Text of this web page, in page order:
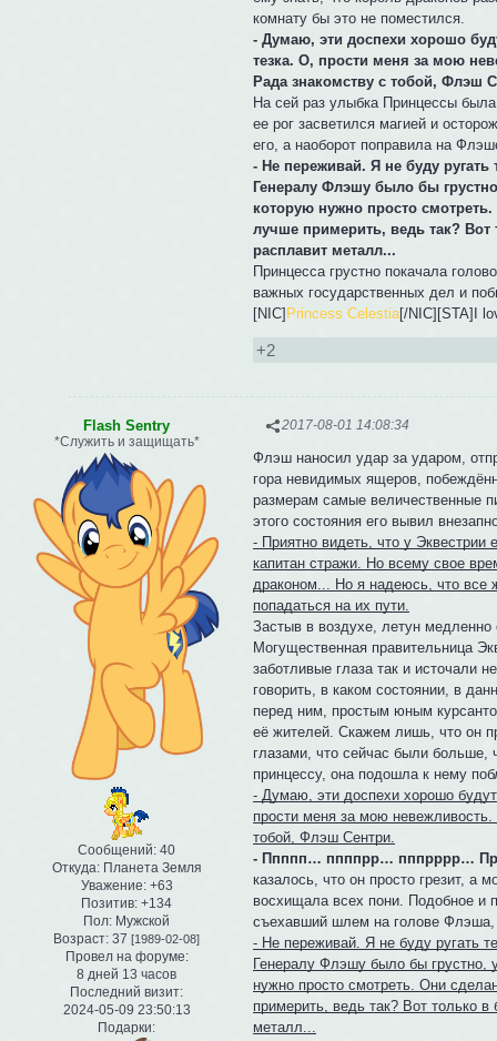
комнату бы это не поместился.
- Думаю, эти доспехи хорошо
тезка. О, прости меня за мою
Рада знакомству с тобой, Флэш
На сей раз улыбка Принцессы
ее рог засветился магией и
его, а наоборот поправила на
- Не переживай. Я не буду
Генералу Флэшу было бы
которую нужно просто
лучше примерить, ведь так?
расплавит металл...
Принцесса грустно покачала
важных государственных дел и
[NIC] Princess Celestia[/NIC][STA]I
+2
2017-08-01 14:08:34
Flash Sentry
*Служить и защищать*
Сообщений: 40
Откуда:Планета Земля
Уважение: +63
Позитив: +134
Пол: Мужской
Возраст: 37 [1989-02-08]
Провел на форуме:
8 дней 13 часов
Последний визит:
2024-05-09 23:50:13
Подарки:
Флэш наносил удар за ударом,
гора невидимых ящеров,
размерам самые величественные
этого состояния его вывил
- Приятно видеть, что у
капитан стражи. Но всему свое
драконом... Но я надеюсь, что все
попадаться на их пути.
Застыв в воздухе, летун
Могущественная правительница
заботливые глаза так и источали
говорить, в каком состоянии, в
перед ним, простым юным
её жителей. Скажем лишь, что он
глазами, что сейчас были больше,
принцессу, она подошла к нему
- Думаю, эти доспехи хорошо
прости меня за мою
тобой, Флэш Сентри.
- Ппппп… ппппрр… пппрррр…
казалось, что он просто грезит,
восхищала всех пони. Подобное и
съехавший шлем на голове Флэша,
- Не переживай. Я не буду ругать
Генералу Флэшу было бы грустно,
нужно просто смотреть. Они
примерить, ведь так? Вот только
металл...